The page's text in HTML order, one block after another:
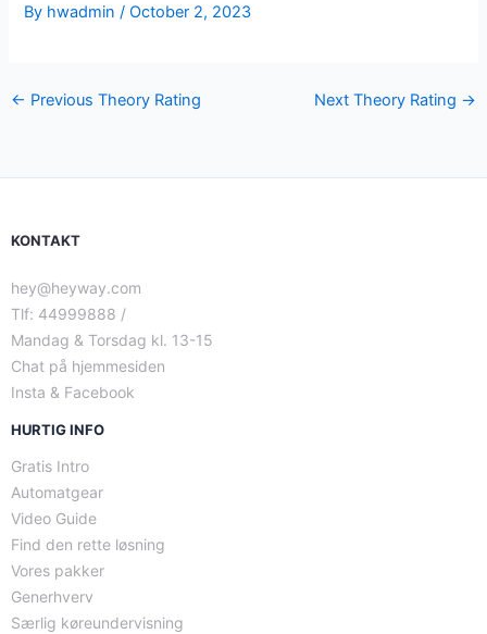
By hwadmin/October 2, 2023
← Previous Theory Rating Next Theory Rating →
KONTAKT
hey@heyway.com
Tlf: 44999888 /
Mandag & Torsdag kl. 13-15
Chat på hjemmesiden
Insta & Facebook
HURTIG INFO
Gratis Intro
Automatgear
Video Guide
Find den rette løsning
Vores pakker
Generhverv
Særlig køreundervisning